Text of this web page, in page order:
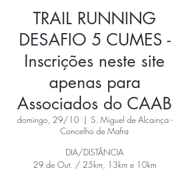
TRAIL RUNNING
DESAFIO 5 CUMES -
Inscrições neste site
apenas para
Associados do CAAB
domingo, 29/10
  |
S. Miguel de Alcainça -
Concelho de Mafra
DIA/DISTÂNCIA
29 de Out. / 25km, 13km e 10km